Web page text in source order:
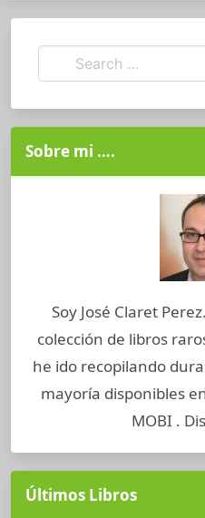
Sobre mi ….
Soy José Claret
colección de libros
he ido recopilando
mayoría disponibles
MOBI .
Últimos Libros